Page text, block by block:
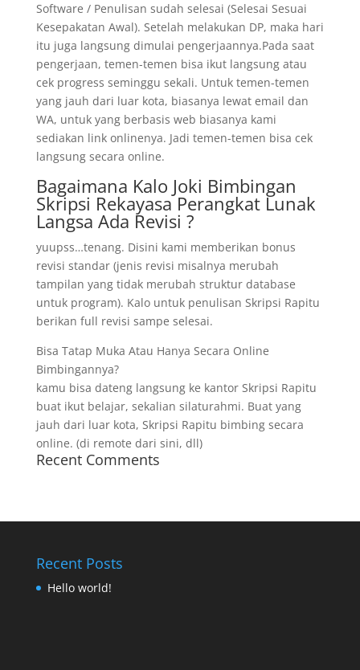
Software / Penulisan sudah selesai (Selesai Sesuai
Kesepakatan Awal). Setelah melakukan DP, maka hari
itu juga langsung dimulai pengerjaannya.Pada saat
pengerjaan, temen-temen bisa ikut langsung atau
cek progress seminggu sekali. Untuk temen-temen
yang jauh dari luar kota, biasanya lewat email dan
WA, untuk yang berbasis web biasanya kami
sediakan link onlinenya. Jadi temen-temen bisa cek
langsung secara online.
Bagaimana Kalo Joki Bimbingan
Skripsi Rekayasa Perangkat Lunak
Langsa Ada Revisi ?
yuupss…tenang. Disini kami memberikan bonus
revisi standar (jenis revisi misalnya merubah
tampilan yang tidak merubah struktur database
untuk program). Kalo untuk penulisan Skripsi Rapitu
berikan full revisi sampe selesai.
Bisa Tatap Muka Atau Hanya Secara Online
Bimbingannya?
kamu bisa dateng langsung ke kantor Skripsi Rapitu
buat ikut belajar, sekalian silaturahmi. Buat yang
jauh dari luar kota, Skripsi Rapitu bimbing secara
online. (di remote dari sini, dll)
Recent Comments
Recent Posts
Hello world!